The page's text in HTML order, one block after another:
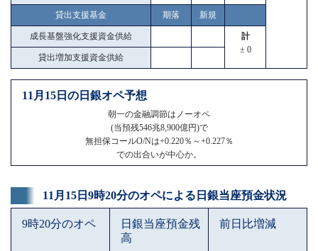
貸出支援基金 期落 新規
成長基盤強化支援資金供給
計
± 0
貸出増加支援資金供給
11月15日の日銀オペ予想
朝一の金融調節はノーオペ
(当預残546兆8,900億円)で
無担保コールO/Nは+0.220％～+0.227％
での出合いが中心か。
11月15日9時20分のオペによる日銀当座預金状況
9時20分のオペ
日銀当座預金残
高
前日比増減